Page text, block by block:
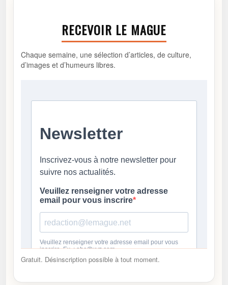
RECEVOIR LE MAGUE
Chaque semaine, une sélection d’articles, de culture,
d’images et d’humeurs libres.
Gratuit. Désinscription possible à tout moment.